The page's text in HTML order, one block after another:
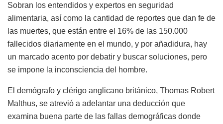
Sobran los entendidos y expertos en seguridad
alimentaria, así como la cantidad de reportes que dan fe de
las muertes, que están entre el 16% de las 150.000
fallecidos diariamente en el mundo, y por añadidura, hay
un marcado acento por debatir y buscar soluciones, pero
se impone la inconsciencia del hombre.
El demógrafo y clérigo anglicano británico, Thomas Robert
Malthus, se atrevió a adelantar una deducción que
examina buena parte de las fallas demográficas donde